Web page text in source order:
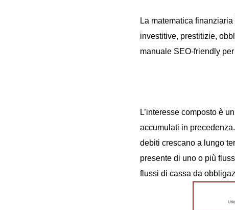
La matematica
investitive, prestitizie,
manuale SEO-friendly
L’interesse composto è
accumulati in
debiti crescano a lungo
presente di uno o più
flussi di cassa da